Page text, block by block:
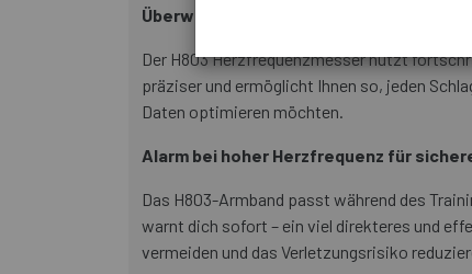
Überwachen Sie Ihre Herzfrequenz
Der H803 Herzfrequenzmesser nutzt
präziser und ermöglicht Ihnen so, jeden
Daten optimieren möchten.
Alarm bei hoher Herzfrequenz für
Das H803-Armband passt während des
warnt dich sofort – ein viel direkteres und
vermeiden und das Verletzungsrisiko